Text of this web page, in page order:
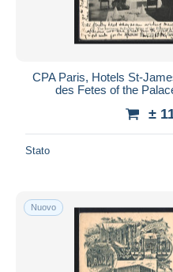
CPA Paris, Hotels St-
des Fetes of the
±
Stato
Nuovo